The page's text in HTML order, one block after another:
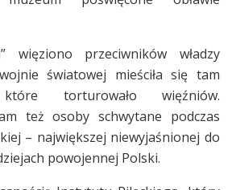
więziono przeciwników władzy
światowej mieściła się tam
torturowało więźniów.
też osoby schwytane podczas
– największej niewyjaśnionej do
powojennej Polski.